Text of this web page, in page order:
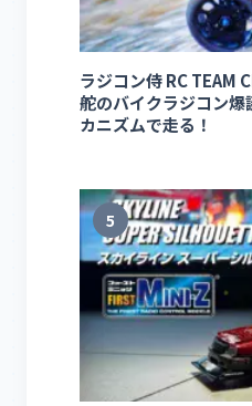
ラジコン侍 RC
舵のバイクラジコン
カニズムで走る！
5